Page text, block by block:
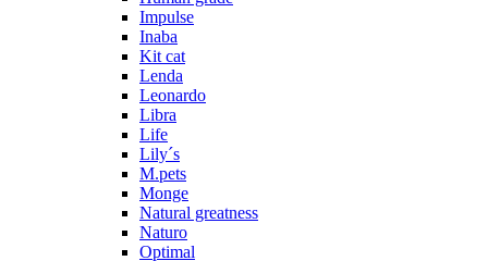
Impulse
Inaba
Kit cat
Lenda
Leonardo
Libra
Life
Lily´s
M.pets
Monge
Natural greatness
Naturo
Optimal